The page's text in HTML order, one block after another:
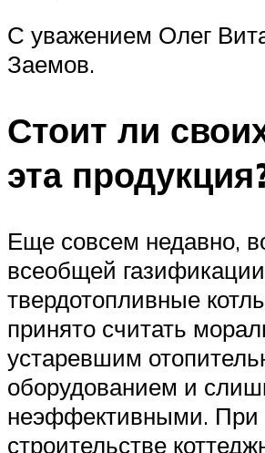
С уважением Олег
Заемов.
Стоит ли
эта
Еще совсем недавно,
всеобщей
твердотопливные
принято считать
устаревшим
оборудованием и
неэффективными. При
строительстве